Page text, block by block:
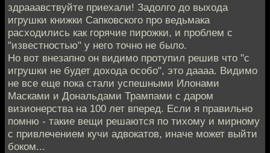
здрааавствуйте приехали! Задолго до выхода
игрушки книжки Сапковского про ведьмака
расходились как горячие пирожки, и проблем с
"известностью" у него точно не было.
Но вот внезапно он видимо протупил решив что "с
игрушки не будет дохода особо", это даааа. Видимо
не все еще пока стали успешными Илонами
Масками и Дональдами Трампами с даром
визионерства на 100 лет вперед. Если я правильно
помню - такие вещи решаются по тихому и мирному
с привлечением кучи адвокатов, иначе может выйти
боком...